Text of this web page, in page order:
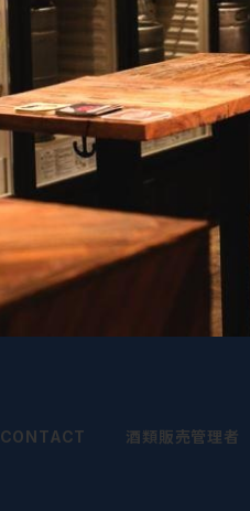
CONTACT 酒類販売管理者